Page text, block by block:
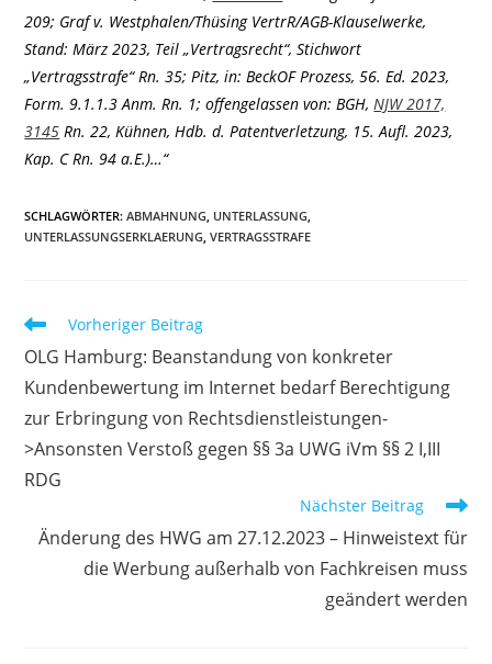
209; Graf v. Westphalen/Thüsing VertrR/AGB-Klauselwerke,
Stand: März 2023, Teil „Vertragsrecht“, Stichwort
„Vertragsstrafe“ Rn. 35; Pitz, in: BeckOF Prozess, 56. Ed. 2023,
Form. 9.1.1.3 Anm. Rn. 1; offengelassen von: BGH, NJW 2017,
3145 Rn. 22, Kühnen, Hdb. d. Patentverletzung, 15. Aufl. 2023,
Kap. C Rn. 94 a.E.)…“
SCHLAGWÖRTER:ABMAHNUNG UNTERLASSUNG
UNTERLASSUNGSERKLAERUNG VERTRAGSSTRAFE
Weitere
ansehen
Vorheriger Beitrag
OLG Hamburg: Beanstandung von konkreter
Kundenbewertung im Internet bedarf Berechtigung
zur Erbringung von Rechtsdienstleistungen-
>Ansonsten Verstoß gegen §§ 3a UWG iVm §§ 2 I,III
RDG
Nächster Beitrag
Änderung des HWG am 27.12.2023 – Hinweistext für
die Werbung außerhalb von Fachkreisen muss
geändert werden